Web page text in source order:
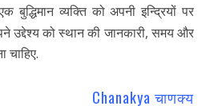
बुद्धिमान व्यक्ति को अपनी इन्द्रियों पर
उद्देश्य को स्थान की जानकारी, समय और
चाहिए.
Chanakya चाणक्य